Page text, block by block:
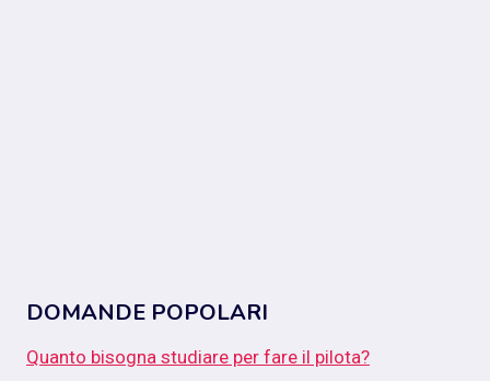
DOMANDE POPOLARI
Quanto bisogna studiare per fare il pilota?